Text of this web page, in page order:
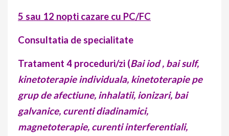
5 sau 12 nopti cazare cu PC/FC
Consultatia de specialitate
Tratament 4 proceduri/zi (Bai iod , bai sulf,
kinetoterapie individuala, kinetoterapie pe
grup de afectiune, inhalatii, ionizari, bai
galvanice, curenti diadinamici,
magnetoterapie, curenti interferentiali,